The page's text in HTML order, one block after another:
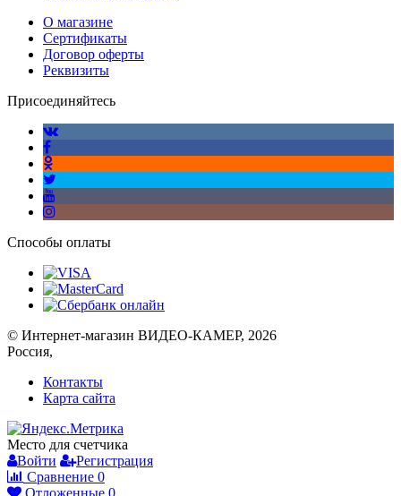
О магазине
Сертификаты
Договор оферты
Реквизиты
Присоединяйтесь
Способы оплаты
© Интернет-магазин ВИДЕО-КАМЕР, 2026
Россия,
Контакты
Карта сайта
Место для счетчика
Войти
Регистрация
Сравнение 0
Отложенные 0